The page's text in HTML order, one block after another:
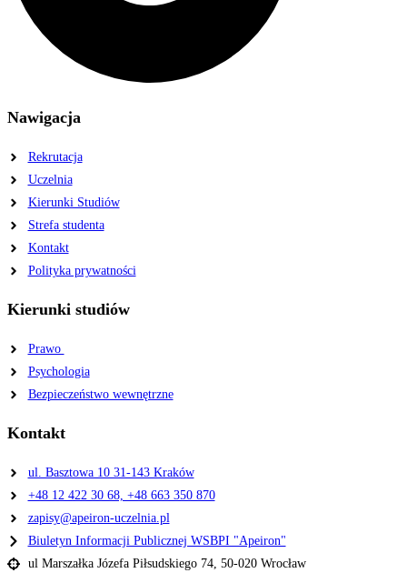
Nawigacja
Rekrutacja
Uczelnia
Kierunki Studiów
Strefa studenta
Kontakt
Polityka prywatności
Kierunki studiów
Prawo
Psychologia
Bezpieczeństwo wewnętrzne
Kontakt
ul. Basztowa 10 31-143 Kraków
+48 12 422 30 68, +48 663 350 870
zapisy@apeiron-uczelnia.pl
Biuletyn Informacji Publicznej WSBPI "Apeiron"
ul Marszałka Józefa Piłsudskiego 74, 50-020 Wrocław